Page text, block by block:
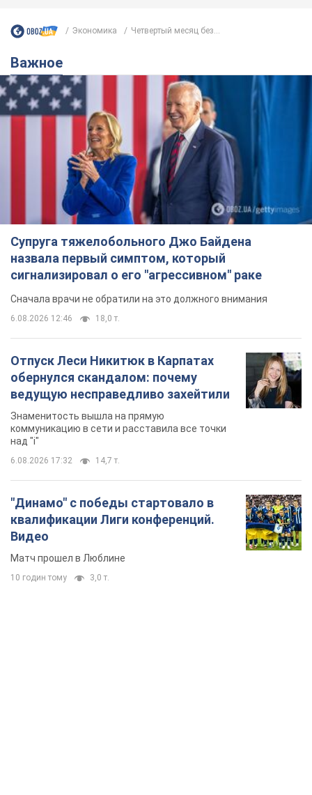
Экономика Четвертый месяц без...
Важное
Супруга тяжелобольного Джо Байдена
назвала первый симптом, который
сигнализировал о его "агрессивном" раке
Сначала врачи не обратили на это должного внимания
6.08.2026 12:46 18,0 т.
Отпуск Леси Никитюк в Карпатах
обернулся скандалом: почему
ведущую несправедливо захейтили
Знаменитость вышла на прямую
коммуникацию в сети и расставила все точки
над "i"
6.08.2026 17:32 14,7 т.
"Динамо" с победы стартовало в
квалификации Лиги конференций.
Видео
Матч прошел в Люблине
10 годин тому 3,0 т.